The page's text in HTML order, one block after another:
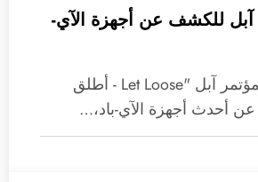
للكشف عن أجهزة الآي-
انتهى منذ قليل مؤتمر آبل "Let Loose - أطلق
أحدث أجهزة الآي-باد،…